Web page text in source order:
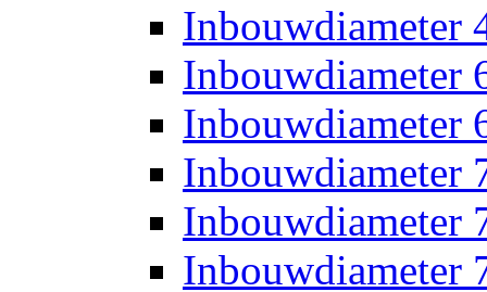
Inbouwdiameter
Inbouwdiameter
Inbouwdiameter
Inbouwdiameter
Inbouwdiameter
Inbouwdiameter